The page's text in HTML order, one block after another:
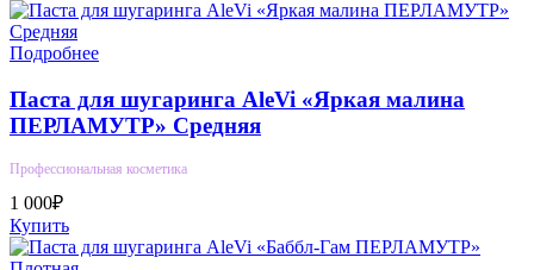
Подробнее
Паста для шугаринга AleVi «Яркая малина
ПЕРЛАМУТР» Средняя
Профессиональная косметика
1 000₽
Купить